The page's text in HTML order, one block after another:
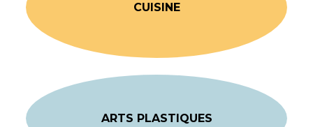
CUISINE
ARTS PLASTIQUES